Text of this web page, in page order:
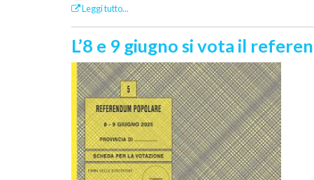
Leggi tutto...
L’8 e 9 giugno si vota il